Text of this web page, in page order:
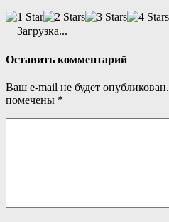
Загрузка...
Оставить комментарий
Ваш e-mail не будет опубликован.
помечены *